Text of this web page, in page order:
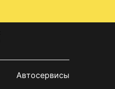
Автосервисы